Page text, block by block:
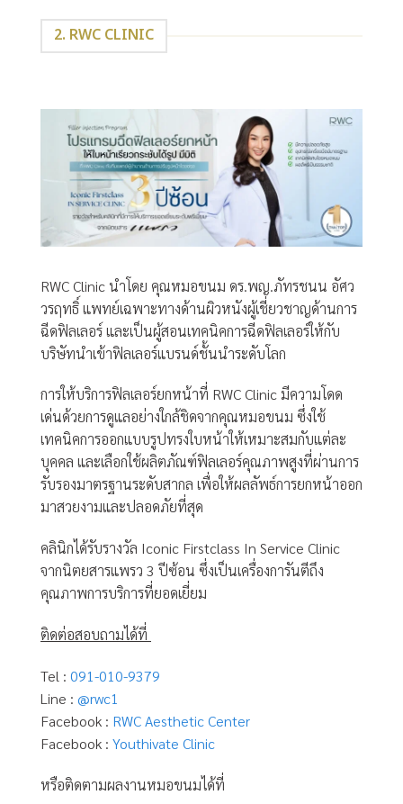
2. RWC CLINIC
RWC Clinic นำโดย คุณหมอขนม ดร.พญ.ภัทรชนน อัศว
วรฤทธิ์ แพทย์เฉพาะทางด้านผิวหนังผู้เชี่ยวชาญด้านการ
ฉีดฟิลเลอร์ และเป็นผู้สอนเทคนิคการฉีดฟิลเลอร์ให้กับ
บริษัทนำเข้าฟิลเลอร์แบรนด์ชั้นนำระดับโลก
การให้บริการฟิลเลอร์ยกหน้าที่ RWC Clinic มีความโดด
เด่นด้วยการดูแลอย่างใกล้ชิดจากคุณหมอขนม ซึ่งใช้
เทคนิคการออกแบบรูปทรงใบหน้าให้เหมาะสมกับแต่ละ
บุคคล และเลือกใช้ผลิตภัณฑ์ฟิลเลอร์คุณภาพสูงที่ผ่านการ
รับรองมาตรฐานระดับสากล เพื่อให้ผลลัพธ์การยกหน้าออก
มาสวยงามและปลอดภัยที่สุด
คลินิกได้รับรางวัล Iconic Firstclass In Service Clinic
จากนิตยสารแพรว 3 ปีซ้อน ซึ่งเป็นเครื่องการันตีถึง
คุณภาพการบริการที่ยอดเยี่ยม
ติดต่อสอบถามได้ที่
Tel : 091-010-9379
Line : @rwc1
Facebook : RWC Aesthetic Center
Facebook : Youthivate Clinic
หรือติดตามผลงานหมอขนมได้ที่